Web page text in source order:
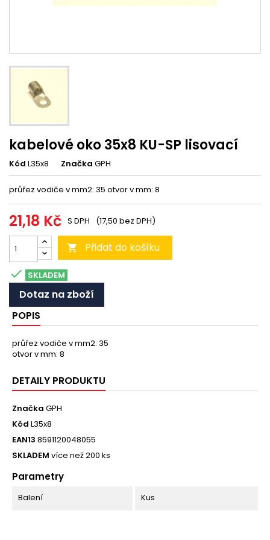
kabelové oko 35x8 KU-SP lisovací
Kód L35x8 Značka GPH
průřez vodiče v mm2: 35 otvor v mm: 8
21,18 Kč S DPH (17,50 bez DPH)
 Přidat do košíku
 SKLADEM
Dotaz na zboží
POPIS
průřez vodiče v mm2: 35
otvor v mm: 8
DETAILY PRODUKTU
Značka GPH
Kód L35x8
EAN13 8591120048055
SKLADEM více než 200 ks
Parametry
Balení Kus